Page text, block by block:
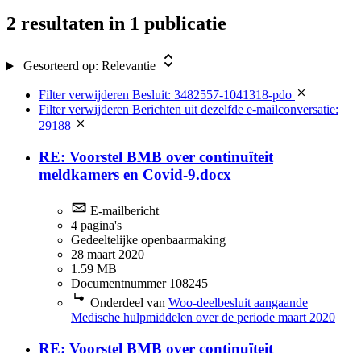
2 resultaten in 1 publicatie
Gesorteerd op: Relevantie
Filter verwijderen Besluit: 3482557-1041318-pdo
Filter verwijderen Berichten uit dezelfde e-mailconversatie:
29188
RE: Voorstel BMB over continuïteit
meldkamers en Covid-9.docx
E-mailbericht
4 pagina's
Gedeeltelijke openbaarmaking
28 maart 2020
1.59 MB
Documentnummer 108245
Onderdeel van Woo-deelbesluit aangaande
Medische hulpmiddelen over de periode maart 2020
RE: Voorstel BMB over continuïteit